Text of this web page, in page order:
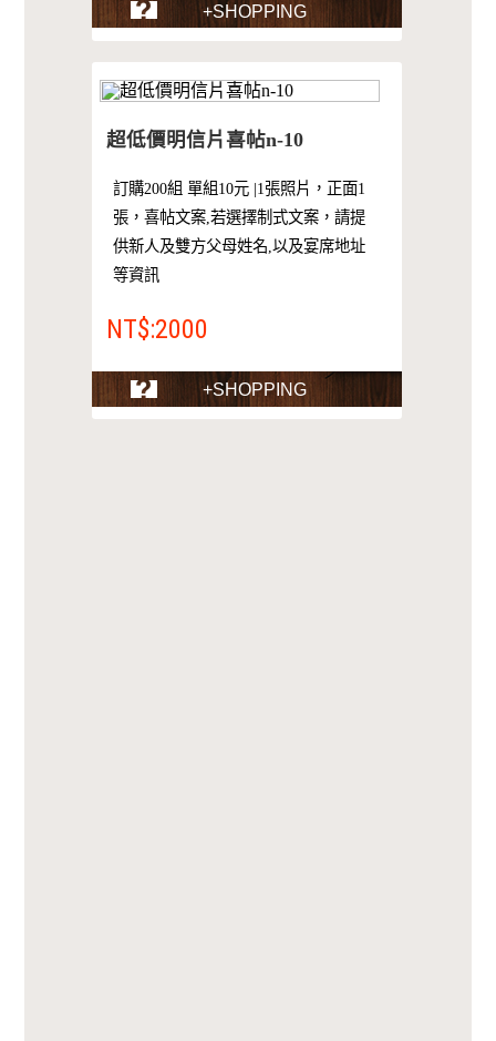
+SHOPPING
超低價明信片喜帖n-10
訂購200組 單組10元 |1張照片，正面1
張，喜帖文案,若選擇制式文案，請提
供新人及雙方父母姓名,以及宴席地址
等資訊
NT$:2000
+SHOPPING